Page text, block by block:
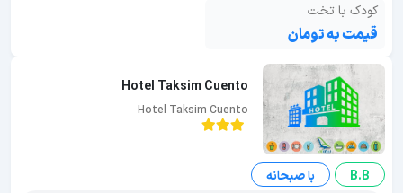
کودک با تخت
قیمت به تومان
Hotel Taksim Cuento
Hotel Taksim Cuento
B.B
با صبحانه